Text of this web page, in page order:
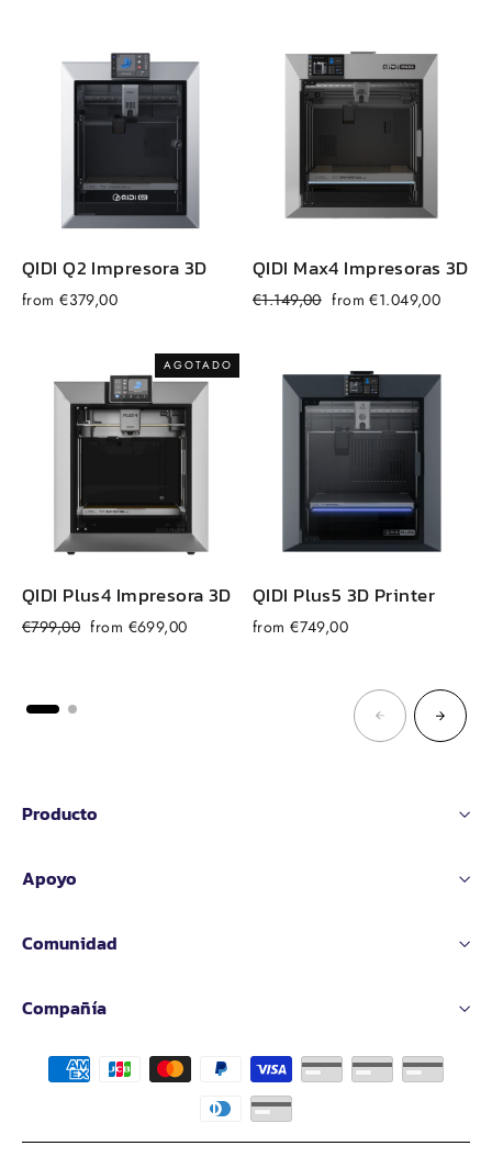
QIDI Q2 Impresora 3D
from €379,00
QIDI Max4 Impresoras 3D
Precio
€1.149,00 Precio
from €1.049,00
AGOTADO
QIDI Plus4 Impresora 3D
Precio
€799,00 Precio
from €699,00
QIDI Plus5 3D Printer
from €749,00
Producto
Apoyo
Comunidad
Compañía